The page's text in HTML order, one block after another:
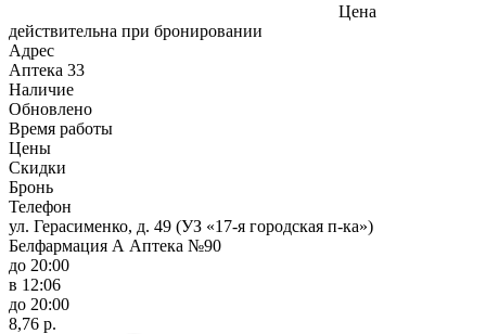
Цена
действительна при бронировании
Адрес
Аптека 33
Наличие
Обновлено
Время работы
Цены
Скидки
Бронь
Телефон
ул. Герасименко, д. 49 (УЗ «17-я городская п-ка»)
Белфармация А Аптека №90
до 20:00
в 12:06
до 20:00
8,76 р.